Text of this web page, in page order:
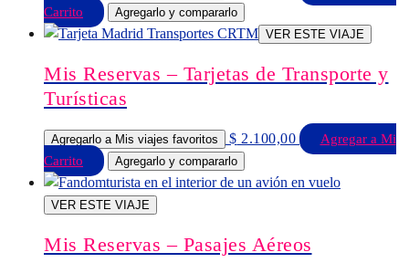
Carrito
Agregarlo y compararlo
VER ESTE VIAJE
Mis Reservas – Tarjetas de Transporte y
Turísticas
Agregarlo a Mis viajes favoritos $ 2.100,00
Agregar a Mi
Carrito
Agregarlo y compararlo
VER ESTE VIAJE
Mis Reservas – Pasajes Aéreos